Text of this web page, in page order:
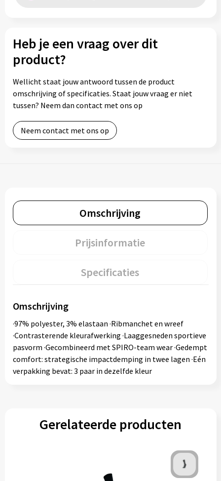
Heb je een vraag over dit
product?
Wellicht staat jouw antwoord tussen de product
omschrijving of specificaties. Staat jouw vraag er niet
tussen? Neem dan contact met ons op
Neem contact met ons op
Omschrijving
Prijsinformatie
Specificaties
Omschrijving
·97% polyester, 3% elastaan ·Ribmanchet en wreef
·Contrasterende kleurafwerking ·Laaggesneden sportieve
pasvorm ·Gecombineerd met SPIRO-team wear ·Gedempt
comfort: strategische impactdemping in twee lagen ·Eén
verpakking bevat: 3 paar in dezelfde kleur
Gerelateerde producten